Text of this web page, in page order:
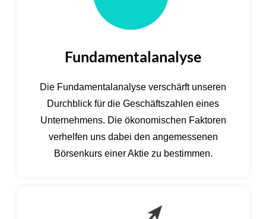
Fundamentalanalyse
Die Fundamentalanalyse verschärft unseren
Durchblick für die Geschäftszahlen eines
Unternehmens. Die ökonomischen Faktoren
verhelfen uns dabei den angemessenen
Börsenkurs einer Aktie zu bestimmen.